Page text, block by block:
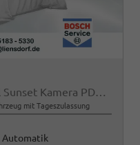
Selection 1.0 TSI DSG 17 Zoll Sunset Kamera PDC v+h
mit Tageszulassung
Automatik